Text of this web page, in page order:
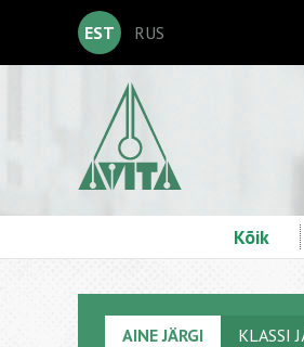
EST RUS
Kõik
AINE JÄRGI KLASSI